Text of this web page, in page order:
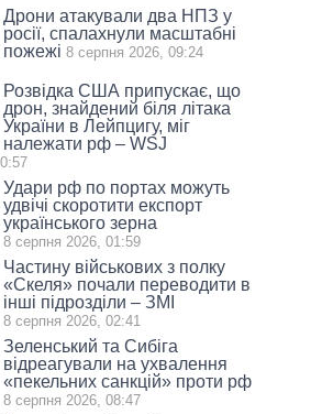
Дрони атакували два НПЗ у
росії, спалахнули масштабні
пожежі 8 серпня 2026, 09:24
Розвідка США припускає, що
дрон, знайдений біля літака
України в Лейпцигу, міг
належати рф – WSJ
Удари рф по портах можуть
удвічі скоротити експорт
українського зерна
8 серпня 2026, 01:59
Частину військових з полку
«Скеля» почали переводити в
інші підрозділи – ЗМІ
8 серпня 2026, 02:41
Зеленський та Сибіга
відреагували на ухвалення
«пекельних санкцій» проти рф
8 серпня 2026, 08:47